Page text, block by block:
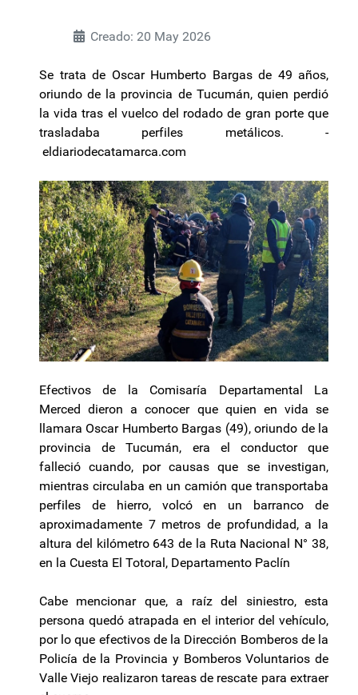
Creado: 20 May 2026
Se trata de Oscar Humberto Bargas de 49 años,
oriundo de la provincia de Tucumán, quien perdió
la vida tras el vuelco del rodado de gran porte que
trasladaba perfiles metálicos. -
eldiariodecatamarca.com
Efectivos de la Comisaría Departamental La
Merced dieron a conocer que quien en vida se
llamara Oscar Humberto Bargas (49), oriundo de la
provincia de Tucumán, era el conductor que
falleció cuando, por causas que se investigan,
mientras circulaba en un camión que transportaba
perfiles de hierro, volcó en un barranco de
aproximadamente 7 metros de profundidad, a la
altura del kilómetro 643 de la Ruta Nacional N° 38,
en la Cuesta El Totoral, Departamento Paclín
Cabe mencionar que, a raíz del siniestro, esta
persona quedó atrapada en el interior del vehículo,
por lo que efectivos de la Dirección Bomberos de la
Policía de la Provincia y Bomberos Voluntarios de
Valle Viejo realizaron tareas de rescate para extraer